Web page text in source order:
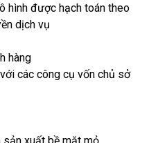
hình được hạch toán theo
dịch vụ
hàng
các công cụ vốn chủ sở